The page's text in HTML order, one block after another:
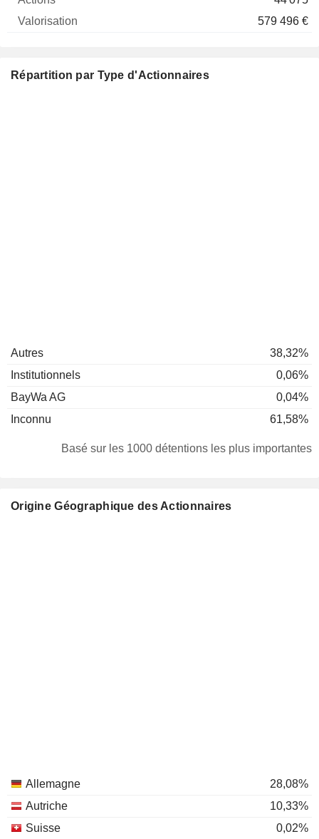
579 496 €
Répartition par Type d'Actionnaires
Autres
38,32%
Institutionnels
0,06%
BayWa AG
0,04%
Inconnu
61,58%
Basé sur les 1000 détentions les plus importantes
Origine Géographique des Actionnaires
Allemagne
28,08%
Autriche
10,33%
Suisse
0,02%